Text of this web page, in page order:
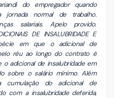
do empregador quando
jornada normal de trabalho.
salariais. Apelo provido.
DE INSALUBRIDADE E
em que o adicional de
réu ao longo do contrato é
o adicional de insalubridade em
sobre o salário mínimo. Além
cumulação do adicional de
com a insalubridade deferida,